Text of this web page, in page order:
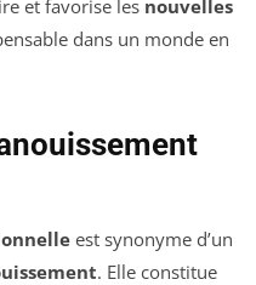
et favorise les nouvelles
dans un monde en
est synonyme d’un
. Elle constitue